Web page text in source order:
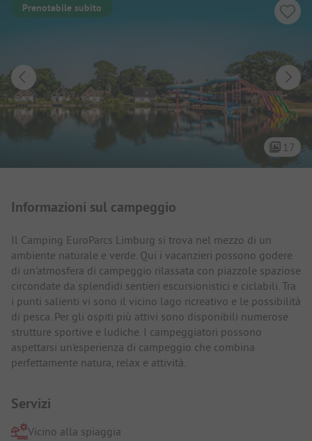
Prenotabile subito
17
Informazioni sul campeggio
Il Camping EuroParcs Limburg si trova nel mezzo di un
ambiente naturale e verde. Qui i vacanzieri possono godere
di un'atmosfera di campeggio rilassata con piazzole spaziose
circondate da splendidi sentieri escursionistici e ciclabili. Tra
i punti salienti vi sono il vicino lago ricreativo e le possibilità
di pesca. Per gli ospiti più attivi sono disponibili numerose
strutture sportive e ludiche. I campeggiatori possono
aspettarsi un'esperienza di campeggio che combina
perfettamente natura, relax e attività.
Servizi
Vicino alla spiaggia